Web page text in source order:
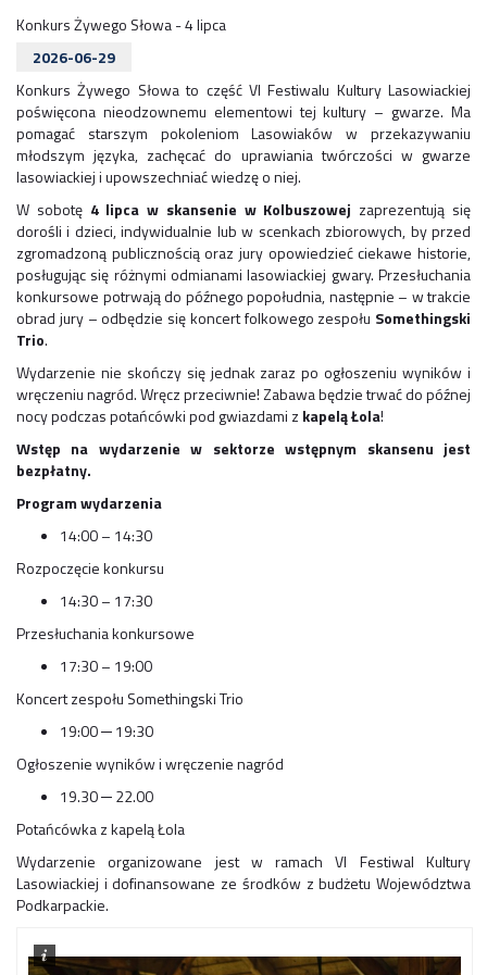
Konkurs Żywego Słowa - 4 lipca
2026-06-29
Konkurs Żywego Słowa to część VI Festiwalu Kultury Lasowiackiej
poświęcona nieodzownemu elementowi tej kultury – gwarze. Ma
pomagać starszym pokoleniom Lasowiaków w przekazywaniu
młodszym języka, zachęcać do uprawiania twórczości w gwarze
lasowiackiej i upowszechniać wiedzę o niej.
W sobotę 4 lipca w skansenie w Kolbuszowej zaprezentują się
dorośli i dzieci, indywidualnie lub w scenkach zbiorowych, by przed
zgromadzoną publicznością oraz jury opowiedzieć ciekawe historie,
posługując się różnymi odmianami lasowiackiej gwary. Przesłuchania
konkursowe potrwają do późnego popołudnia, następnie – w trakcie
obrad jury – odbędzie się koncert folkowego zespołu Somethingski
Trio.
Wydarzenie nie skończy się jednak zaraz po ogłoszeniu wyników i
wręczeniu nagród. Wręcz przeciwnie! Zabawa będzie trwać do późnej
nocy podczas potańcówki pod gwiazdami z kapelą Łola!
Wstęp na wydarzenie w sektorze wstępnym skansenu jest
bezpłatny.
Program wydarzenia
14:00 – 14:30
Rozpoczęcie konkursu
14:30 – 17:30
Przesłuchania konkursowe
17:30 – 19:00
Koncert zespołu Somethingski Trio
19:00 ─ 19:30
Ogłoszenie wyników i wręczenie nagród
19.30 ─ 22.00
Potańcówka z kapelą Łola
Wydarzenie organizowane jest w ramach VI Festiwal Kultury
Lasowiackiej i dofinansowane ze środków z budżetu Województwa
Podkarpackie.